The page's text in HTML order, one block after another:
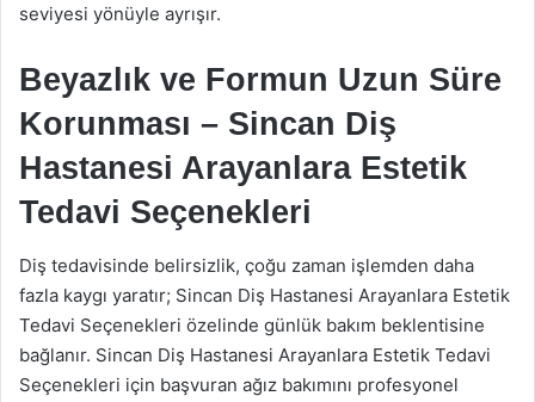
seviyesi yönüyle ayrışır.
Beyazlık ve Formun Uzun Süre
Korunması – Sincan Diş
Hastanesi Arayanlara Estetik
Tedavi Seçenekleri
Diş tedavisinde belirsizlik, çoğu zaman işlemden daha
fazla kaygı yaratır; Sincan Diş Hastanesi Arayanlara Estetik
Tedavi Seçenekleri özelinde günlük bakım beklentisine
bağlanır. Sincan Diş Hastanesi Arayanlara Estetik Tedavi
Seçenekleri için başvuran ağız bakımını profesyonel